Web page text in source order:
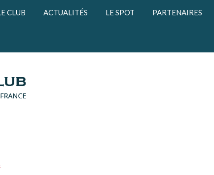
CLUB ACTUALITÉS LE SPOT PARTENAIRES